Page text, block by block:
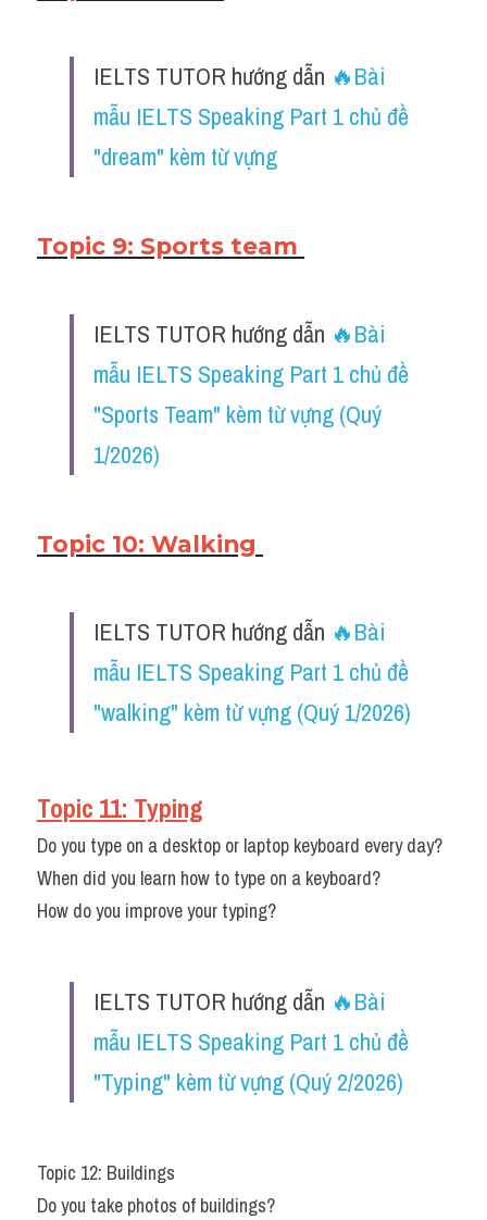
IELTS TUTOR hướng dẫn ​ 🔥Bài
mẫu IELTS Speaking Part 1 chủ đề
"dream" kèm từ vựng
Topic 9: Sports team
IELTS TUTOR hướng dẫn ​ 🔥Bài
mẫu IELTS Speaking Part 1 chủ đề
"Sports Team" kèm từ vựng (Quý
1/2026)
Topic 10: Walking
IELTS TUTOR hướng dẫn ​ 🔥Bài
mẫu IELTS Speaking Part 1 chủ đề
"walking" kèm từ vựng (Quý 1/2026)
Topic 11: Typing
Do you type on a desktop or laptop keyboard every day?
When did you learn how to type on a keyboard?
How do you improve your typing?
IELTS TUTOR hướng dẫn ​ 🔥Bài
mẫu IELTS Speaking Part 1 chủ đề
"Typing" kèm từ vựng (Quý 2/2026)
Topic 12: Buildings
Do you take photos of buildings?